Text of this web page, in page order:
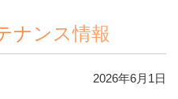
ナンス情報
2026年6月 1日